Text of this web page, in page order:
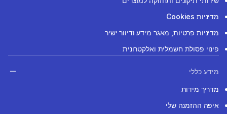
מדיניות Cookies
מדיניות פרטיות, מאגר מידע ודיוור ישיר
פינוי פסולת חשמלית ואלקטרונית
מידע כללי
מדריך מידות
איפה ההזמנה שלי